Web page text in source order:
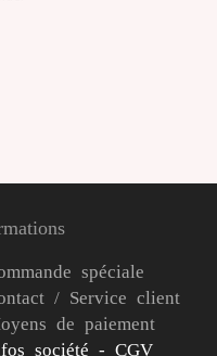
spéciale
/ Service client
de paiement
société - CGV